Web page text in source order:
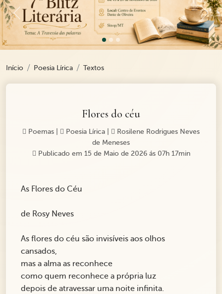
Previous
Início Poesia Lírica Textos
Flores do céu
Poemas Poesia Lírica
Rosilene Rodrigues Neves
de Meneses
Publicado em 15 de Maio de 2026 ás 07h 17min
As Flores do Céu
de Rosy Neves
As flores do céu são invisíveis aos olhos
cansados,
mas a alma as reconhece
como quem reconhece a própria luz
depois de atravessar uma noite infinita.